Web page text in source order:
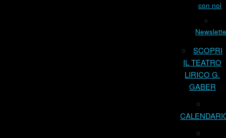
con noi
SCOPRI
IL TEATRO
LIRICO G.
GABER